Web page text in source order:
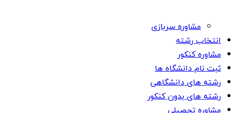
مشاوره سربازی
انتخاب رشته
مشاوره کنکور
ثبت نام دانشگاه ها
رشته های دانشگاهی
رشته های بدون کنکور
مشاوره تحصیلی